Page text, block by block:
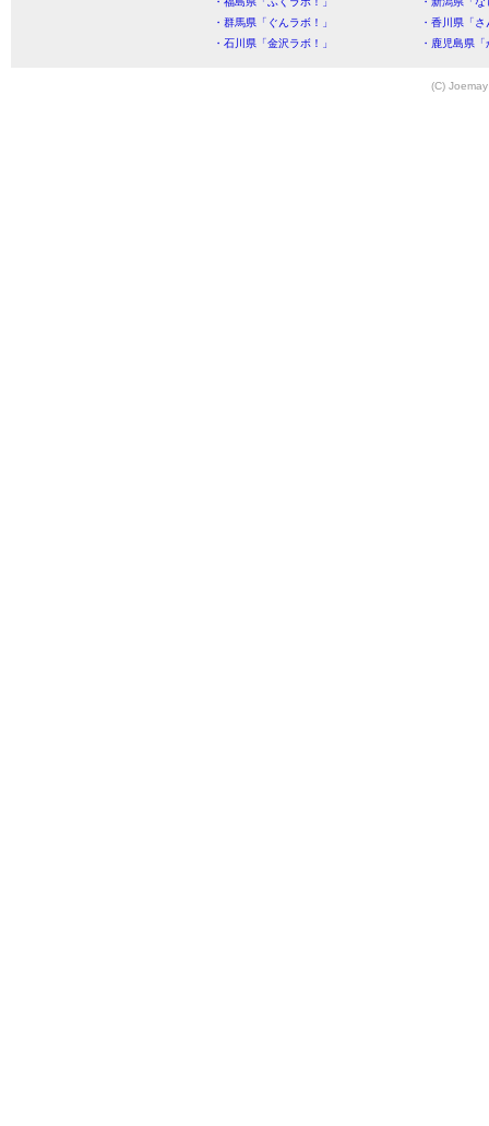
・群馬県「ぐんラボ！」
・香川県「
・石川県「金沢ラボ！」
・鹿児島県
(C)